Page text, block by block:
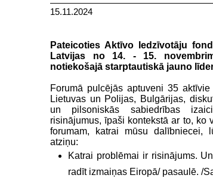
15.11.2024
Pateicoties Aktīvo Iedzīvotāju
Latvijas no 14. - 15.
notiekošajā starptautiskā jauno
Forumā pulcējās aptuveni 35
Lietuvas un Polijas, Bulgārijas,
un pilsoniskās sabiedrības
risinājumus, īpaši kontekstā ar to, ko
forumam, katrai mūsu dalībniecei,
atziņu:
Katrai problēmai ir risinājums.
radīt izmaiņas Eiropā/ pasaulē. /